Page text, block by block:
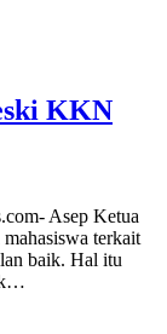
KKN
Asep Ketua
terkait
baik. Hal itu